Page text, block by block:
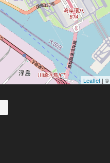
Leaflet | ©